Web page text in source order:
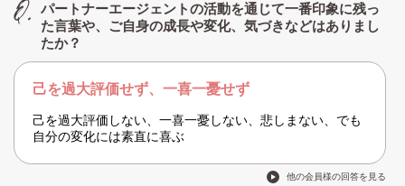
パートナーエージェントの活動を通じて一番印象に残っ
た言葉や、ご自身の成長や変化、気づきなどはありまし
たか？
己を過大評価せず、一喜一憂せず
己を過大評価しない、一喜一憂しない、悲しまない、でも
自分の変化には素直に喜ぶ
他の会員様の回答を見る